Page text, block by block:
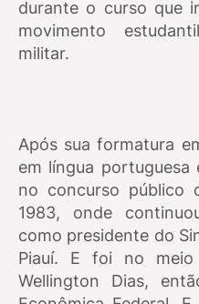
durante o curso que
movimento
militar.
Após sua formatura
em língua
no concurso público
1983, onde
como presidente do
Piauí. E foi no meio
Wellington Dias,